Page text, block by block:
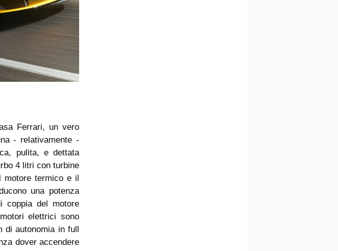
Ferrari, un vero
- relativamente -
pulita, e dettata
4 litri con turbine
motore termico e il
una potenza
coppia del motore
elettrici sono
di autonomia in full
dover accendere